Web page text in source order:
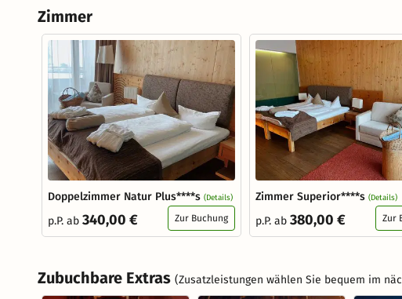
Zimmer
Doppelzimmer Natur Plus****s (Details)
p.P. ab 340,00 € Zur Buchung
Zimmer Superior****s (Details)
p.P. ab 380,00 € Zur
Zubuchbare Extras (Zusatzleistungen wählen Sie bequem im